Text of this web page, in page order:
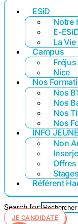
ESiD
Notre
E-
La
Campus
Fréjus
Nice
Nos
Nos
Nos
Nos
Nos
INFO JEUNE
Non
Offres
Référent
Search for:
JE CANDIDATE